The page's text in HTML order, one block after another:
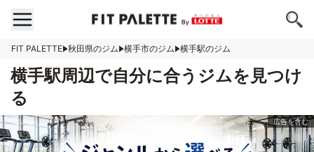
FIT PALETTE 秋田県のジム 横手市のジム 横手駅のジム
横手駅周辺で自分に合うジムを見つけ
る